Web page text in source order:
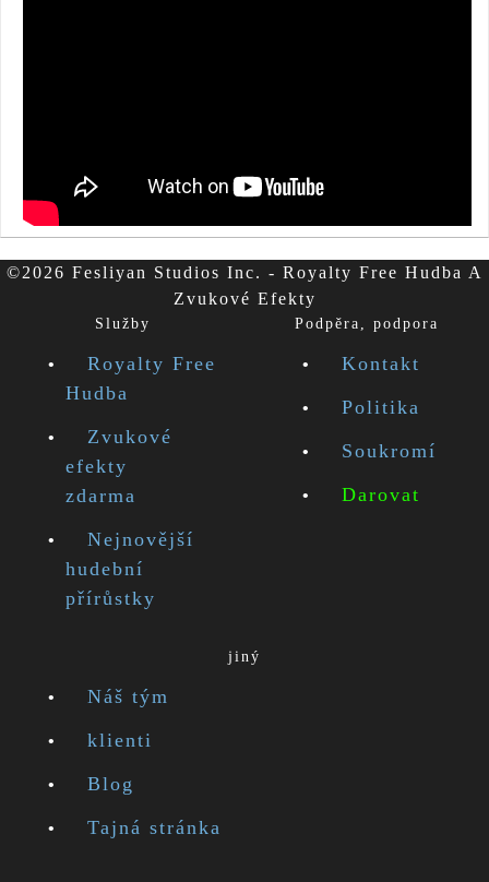
©2026 Fesliyan Studios Inc. - Royalty Free Hudba A
Zvukové Efekty
Služby
Royalty Free
Hudba
Zvukové
efekty
zdarma
Nejnovější
hudební
přírůstky
Podpěra, podpora
Kontakt
Politika
Soukromí
Darovat
jiný
Náš tým
klienti
Blog
Tajná stránka